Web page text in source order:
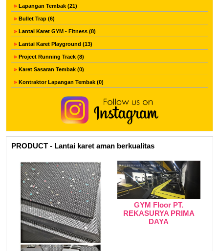
Lapangan Tembak (21)
Bullet Trap (6)
Lantai Karet GYM - Fitness (8)
Lantai Karet Playground (13)
Project Running Track (8)
Karet Sasaran Tembak (0)
Kontraktor Lapangan Tembak (0)
PRODUCT - Lantai karet aman berkualitas
GYM Floor PT.
REKASURYA PRIMA
DAYA